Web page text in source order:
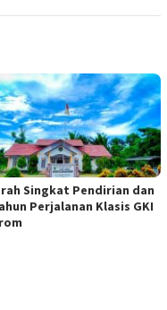
Singkat Pendirian dan
Perjalanan Klasis GKI